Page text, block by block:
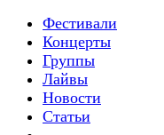
Фестивали
Концерты
Группы
Лайвы
Новости
Статьи